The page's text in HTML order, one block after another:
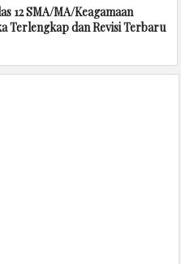
12 SMA/MA/Keagamaan
Terlengkap dan Revisi Terbaru